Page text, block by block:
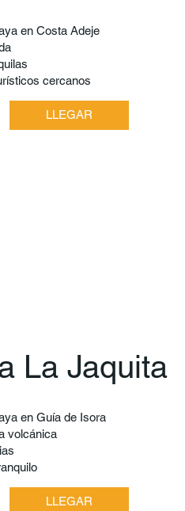
en Costa Adeje
cercanos
LLEGAR
La Jaquita
en Guía de Isora
volcánica
LLEGAR